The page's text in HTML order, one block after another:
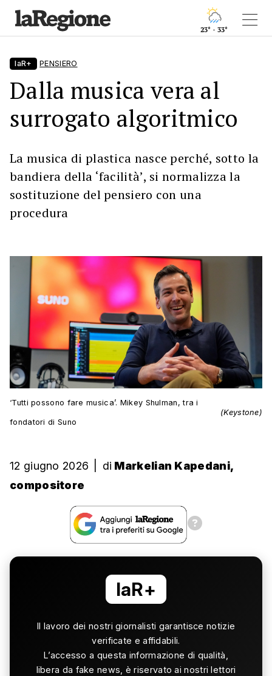
23° - 33°
laR+ PENSIERO
Dalla musica vera al
surrogato algoritmico
La musica di plastica nasce perché, sotto la
bandiera della ‘facilità’, si normalizza la
sostituzione del pensiero con una
procedura
‘Tutti possono fare musica’. Mikey Shulman, tra i
fondatori di Suno
(Keystone)
12 giugno 2026 di Markelian Kapedani,
compositore
laR+
Il lavoro dei nostri giornalisti garantisce notizie
verificate e affidabili.
L’accesso a questa informazione di qualità,
libera da fake news, è riservato ai nostri lettori